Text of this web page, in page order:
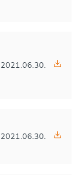
2021.06.30.
2021.06.30.